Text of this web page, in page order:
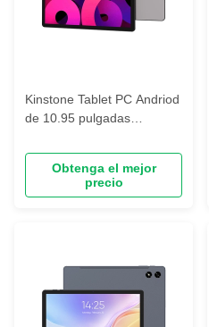
Kinstone Tablet PC Andriod
de 10.95 pulgadas
Incell, 6GB+128GB
Obtenga el mejor
precio